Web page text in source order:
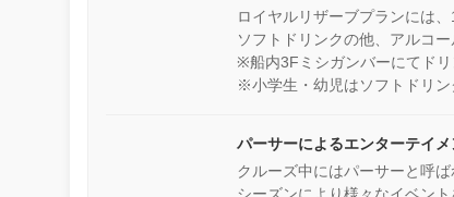
ロイヤルリザーブプランには
ソフトドリンクの他、アルコー
※船内3Fミシガンバーにてド
※小学生・幼児はソフトドリン
パーサーによるエンターテイ
クルーズ中にはパーサーと呼